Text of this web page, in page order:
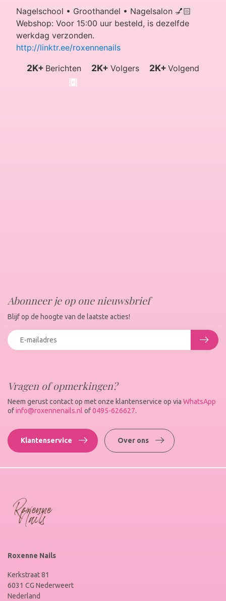
Vragen of opmerkingen?
Neem gerust contact op met onze klantenservice op via WhatsApp
ofinfo@roxennenails.nl of0495-626627.
Klantenservice Over ons
Abonneer je op one nieuwsbrief
Blijf op de hoogte van de laatste acties!
Roxenne Nails
Kerkstraat 81
6031 CG Nederweert
Nederland